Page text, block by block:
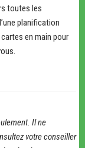
toutes les
planification
en main pour
Il ne
votre conseiller